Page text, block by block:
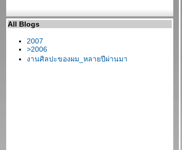
All Blogs
2007
>2006
งานศิลปะของผม_หลายปีผ่านมา